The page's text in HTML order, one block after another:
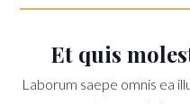
Et quis
Laborum saepe omnis ea